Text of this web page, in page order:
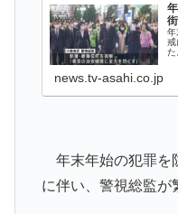
年
戒
た
news.tv-asahi.co.jp
年末年始の犯罪を
に伴い、警視総監が